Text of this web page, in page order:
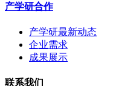
产学研合作
产学研最新动态
企业需求
成果展示
联系我们